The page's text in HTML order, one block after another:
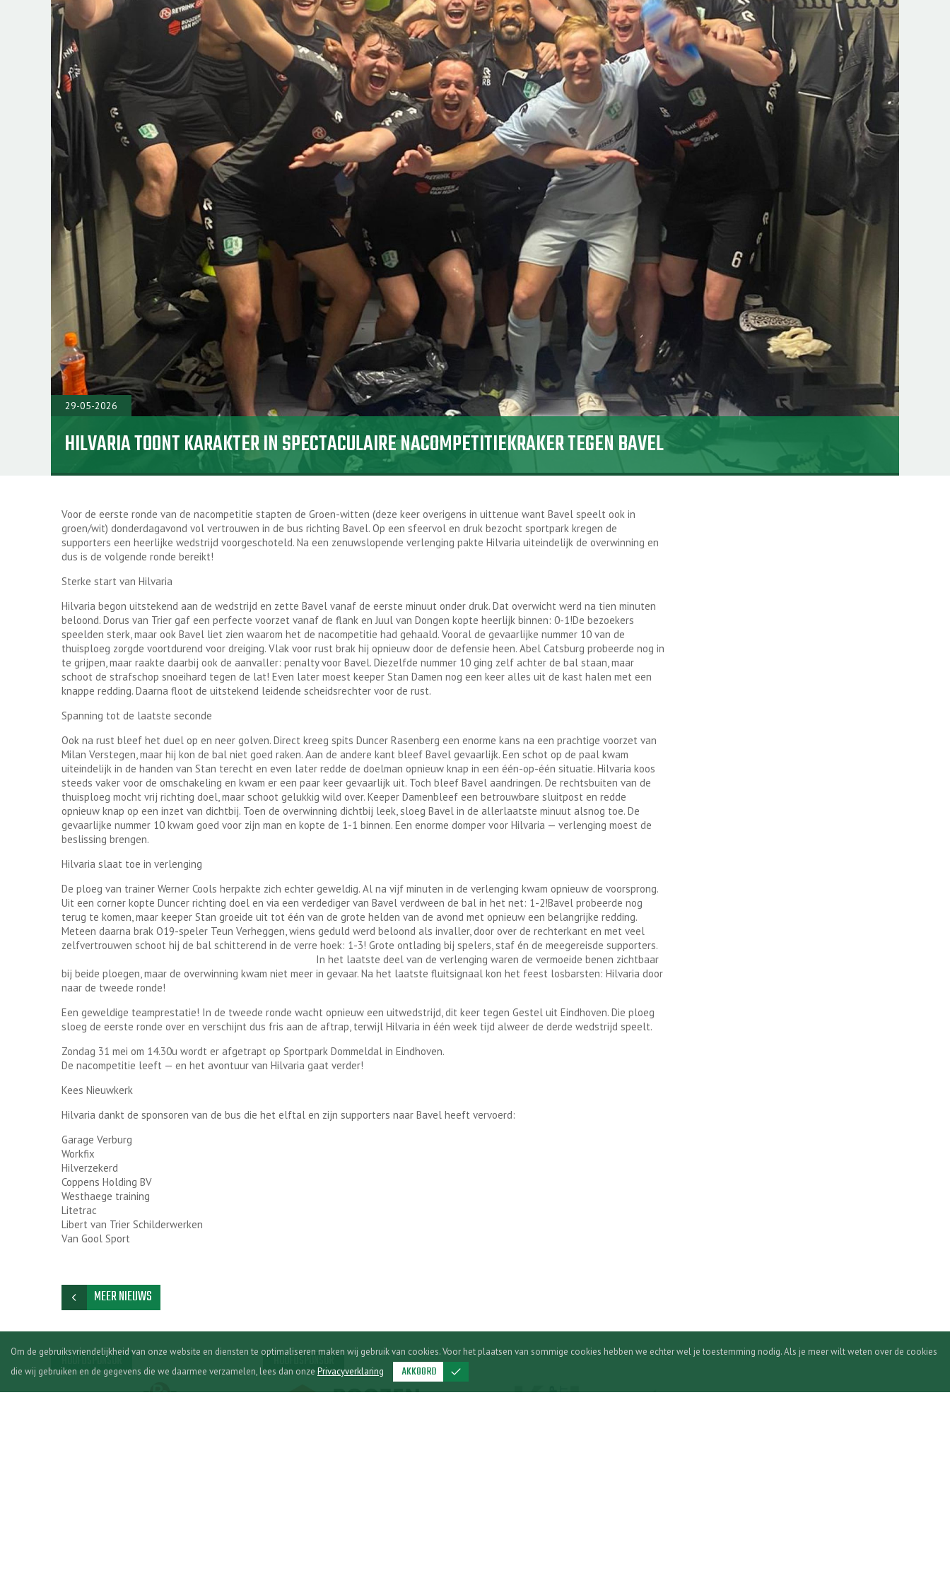
HILVARIA TOONT KARAKTER IN SPECTACULAIRE NACOMPETITIEKRAKER TEGEN BAVEL
29-05-2026
Voor de eerste ronde van de nacompetitie stapten de Groen-witten (deze keer overigens in uittenue want Bavel speelt ook in
groen/wit) donderdagavond vol vertrouwen in de bus richting Bavel. Op een sfeervol en druk bezocht sportpark kregen de
supporters een heerlijke wedstrijd voorgeschoteld. Na een zenuwslopende verlenging pakte Hilvaria uiteindelijk de overwinning en
dus is de volgende ronde bereikt!
Sterke start van Hilvaria
Hilvaria begon uitstekend aan de wedstrijd en zette Bavel vanaf de eerste minuut onder druk. Dat overwicht werd na tien minuten
beloond. Dorus van Trier gaf een perfecte voorzet vanaf de flank en Juul van Dongen kopte heerlijk binnen: 0-1!De bezoekers
speelden sterk, maar ook Bavel liet zien waarom het de nacompetitie had gehaald. Vooral de gevaarlijke nummer 10 van de
thuisploeg zorgde voortdurend voor dreiging. Vlak voor rust brak hij opnieuw door de defensie heen. Abel Catsburg probeerde nog in
te grijpen, maar raakte daarbij ook de aanvaller: penalty voor Bavel. Diezelfde nummer 10 ging zelf achter de bal staan, maar
schoot de strafschop snoeihard tegen de lat! Even later moest keeper Stan Damen nog een keer alles uit de kast halen met een
knappe redding. Daarna floot de uitstekend leidende scheidsrechter voor de rust.
Spanning tot de laatste seconde
Ook na rust bleef het duel op en neer golven. Direct kreeg spits Duncer Rasenberg een enorme kans na een prachtige voorzet van
Milan Verstegen, maar hij kon de bal niet goed raken. Aan de andere kant bleef Bavel gevaarlijk. Een schot op de paal kwam
uiteindelijk in de handen van Stan terecht en even later redde de doelman opnieuw knap in een één-op-één situatie. Hilvaria koos
steeds vaker voor de omschakeling en kwam er een paar keer gevaarlijk uit. Toch bleef Bavel aandringen. De rechtsbuiten van de
thuisploeg mocht vrij richting doel, maar schoot gelukkig wild over. Keeper Damenbleef een betrouwbare sluitpost en redde
opnieuw knap op een inzet van dichtbij. Toen de overwinning dichtbij leek, sloeg Bavel in de allerlaatste minuut alsnog toe. De
gevaarlijke nummer 10 kwam goed voor zijn man en kopte de 1-1 binnen. Een enorme domper voor Hilvaria — verlenging moest de
beslissing brengen.
Hilvaria slaat toe in verlenging
De ploeg van trainer Werner Cools herpakte zich echter geweldig. Al na vijf minuten in de verlenging kwam opnieuw de voorsprong.
Uit een corner kopte Duncer richting doel en via een verdediger van Bavel verdween de bal in het net: 1-2!Bavel probeerde nog
terug te komen, maar keeper Stan groeide uit tot één van de grote helden van de avond met opnieuw een belangrijke redding.
Meteen daarna brak O19-speler Teun Verheggen, wiens geduld werd beloond als invaller, door over de rechterkant en met veel
zelfvertrouwen schoot hij de bal schitterend in de verre hoek: 1-3! Grote ontlading bij spelers, staf én de meegereisde supporters.
In het laatste deel van de verlenging waren de vermoeide benen zichtbaar
bij beide ploegen, maar de overwinning kwam niet meer in gevaar. Na het laatste fluitsignaal kon het feest losbarsten: Hilvaria door
naar de tweede ronde!
Een geweldige teamprestatie! In de tweede ronde wacht opnieuw een uitwedstrijd, dit keer tegen Gestel uit Eindhoven. Die ploeg
sloeg de eerste ronde over en verschijnt dus fris aan de aftrap, terwijl Hilvaria in één week tijd alweer de derde wedstrijd speelt.
Zondag 31 mei om 14.30u wordt er afgetrapt op Sportpark Dommeldal in Eindhoven.
De nacompetitie leeft — en het avontuur van Hilvaria gaat verder!
Kees Nieuwkerk
Hilvaria dankt de sponsoren van de bus die het elftal en zijn supporters naar Bavel heeft vervoerd:
Garage Verburg
Workfix
Hilverzekerd
Coppens Holding BV
Westhaege training
Litetrac
Libert van Trier Schilderwerken
Van Gool Sport
MEER NIEUWS
chevron_left
HOOFDSPONSOR
chevron_right
Om de gebruiksvriendelijkheid van onze website en diensten te optimaliseren maken wij gebruik van cookies. Voor het plaatsen van sommige cookies hebben we echter wel je toestemming nodig. Als je meer wilt weten over de cookies
die wij gebruiken en de gegevens die we daarmee verzamelen, lees dan onze Privacyverklaring AKKOORD done